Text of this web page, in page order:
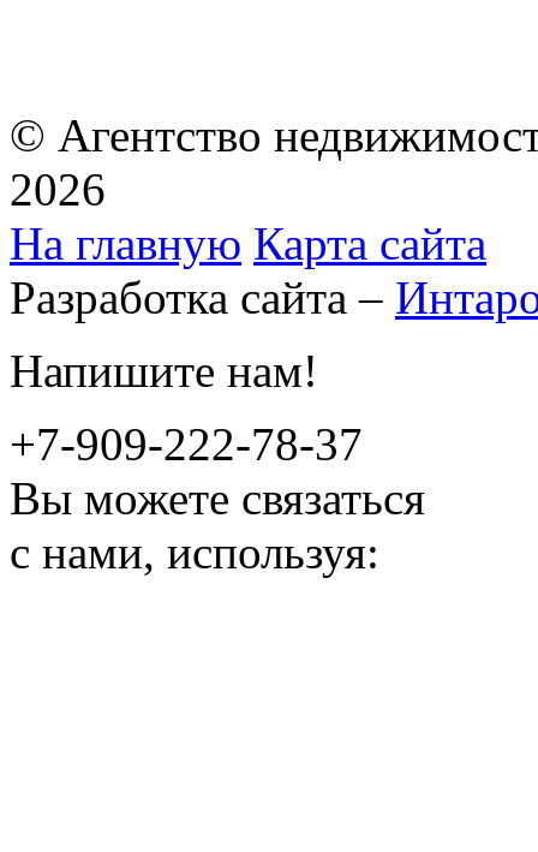
© Агентство
2026
На главную Карта сайта
Разработка сайта –
Напишите нам!
+7-909-222-78-37
Вы можете связаться
с нами, используя: